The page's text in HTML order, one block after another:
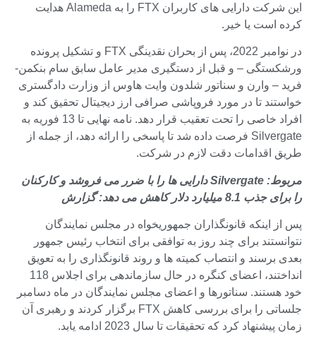
این شرکت دارایی های کاربران FTX را به Alameda هدایت
کرده است یا خیر.
در نوامبر 2022، پس از بحران نقدینگی FTX و تشکیل پرونده
ورشکستگی – و قبل از دستگیری مدیر عامل سابق سام بنکمن-
فرید – وارن و سناتور شلدون وایت هاوس از وزارت دادگستری
خواستند تا در مورد فروپاشی صرافی ارز دیجیتال تحقیق کند و
افراد خاصی را تحت تعقیب قرار دهد. نامه نهایی تا 13 فوریه به
Silvergate فرصت داده شد تا پاسخی را ارائه دهد، از جمله از
طریق اقدامات دقت لازم در شرکت.
مربوط:
Silvergate دارایی ها را با ضرر می فروشد و کارکنان
را برای جذب 8.1 میلیارد دلار کاهش می دهد: گزارش
پس از اینکه قانونگذاران جمهوریخواه در مجلس نمایندگان
نتوانستند برای چند روز به توافقی برای انتخاب رئیس جمهور
بعدی برسند و انتصاب کمیته ها و روند قانونگذاری را به تعویق
انداختند، اعضای کنگره در حال سازماندهی برای اجلاس 118
خود هستند. سناتورها و اعضای مجلس نمایندگان در ماه دسامبر
جلساتی را برای بررسی کاهش FTX برگزار کردند و رهبری آن
زمان پیشنهاد کرد که تحقیقات تا سال 2023 ادامه یابد.